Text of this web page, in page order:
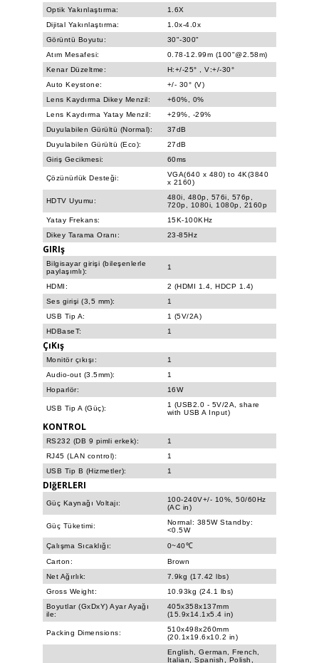
Optik Yakınlaştırma:
1.6X
Dijital Yakınlaştırma:
1.0x-4.0x
Görüntü Boyutu:
30"-300"
Atım Mesafesi:
0.78-12.99m (100"@2.58m)
Kenar Düzeltme:
H:+/-25° , V:+/-30°
Auto Keystone:
+/- 30° (V)
Lens Kaydırma Dikey Menzil:
+60%, 0%
Lens Kaydırma Yatay Menzil:
+29%, -29%
Duyulabilen Gürültü (Normal):
37dB
Duyulabilen Gürültü (Eco):
27dB
Giriş Gecikmesi:
60ms
Çözünürlük Desteği:
VGA(640 x 480) to 4K(3840
x 2160)
HDTV Uyumu:
480i, 480p, 576i, 576p,
720p, 1080i, 1080p, 2160p
Yatay Frekans:
15K-100KHz
Dikey Tarama Oranı:
23-85Hz
GIRIş
Bilgisayar girişi (bileşenlerle
paylaşımlı):
1
HDMI:
2 (HDMI 1.4, HDCP 1.4)
Ses girişi (3,5 mm):
1
USB Tip A:
1 (5V/2A)
HDBaseT:
1
ÇıKış
Monitör çıkışı:
1
Audio-out (3.5mm):
1
Hoparlör:
16W
USB Tip A (Güç):
1 (USB2.0 - 5V/2A, share
with USB A Input)
KONTROL
RS232 (DB 9 pimli erkek):
1
RJ45 (LAN control):
1
USB Tip B (Hizmetler):
1
DIğERLERI
Güç Kaynağı Voltajı:
100-240V+/- 10%, 50/60Hz
(AC in)
Güç Tüketimi:
Normal: 385W Standby:
<0.5W
Çalışma Sıcaklığı:
0~40℃
Carton:
Brown
Net Ağırlık:
7.9kg (17.42 lbs)
Gross Weight:
10.93kg (24.1 lbs)
Boyutlar (GxDxY) Ayar Ayağı
ile:
405x358x137mm
(15.9x14.1x5.4 in)
Packing Dimensions:
510x498x260mm
(20.1x19.6x10.2 in)
English, German, French,
Italian, Spanish, Polish,